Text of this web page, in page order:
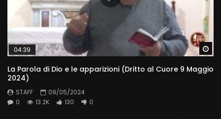
04:39
La Parola di Dio e le apparizioni (Dritto al Cuore 9 Maggio
2024)
STAFF
09/05/2024
0
13.2K 130 0